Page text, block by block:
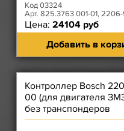
Код 03324
Арт. 825.3763 001-01, 2206-95-
Цена: 24104 руб
Добавить в
Контроллер Bosch
00 (для двигателя
без транспондеров